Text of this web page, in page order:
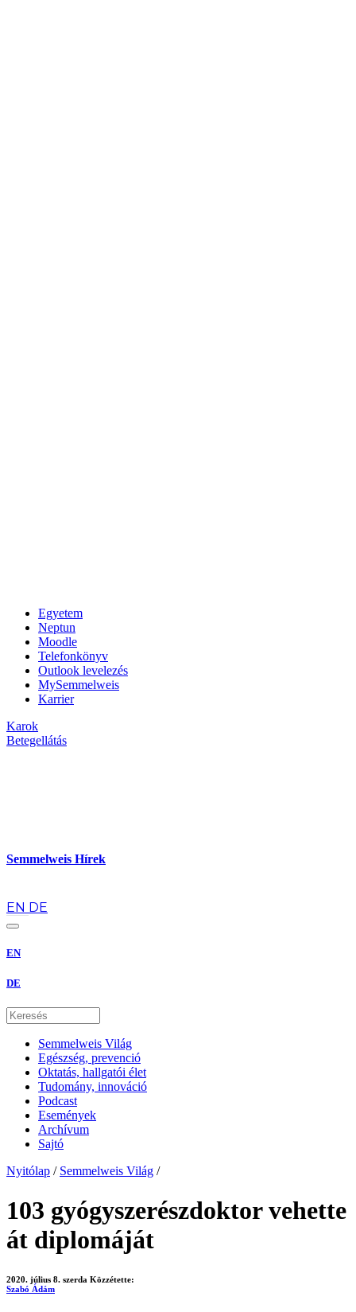
Egyetem
Neptun
Moodle
Telefonkönyv
Outlook levelezés
MySemmelweis
Karrier
Karok
Betegellátás
Semmelweis Hírek
EN DE
EN
DE
Semmelweis Világ
Egészség, prevenció
Oktatás, hallgatói élet
Tudomány, innováció
Podcast
Események
Archívum
Sajtó
Nyitólap / Semmelweis Világ /
103 gyógyszerészdoktor vehette
át diplomáját
2020. július 8. szerda Közzétette:
Szabó Ádám